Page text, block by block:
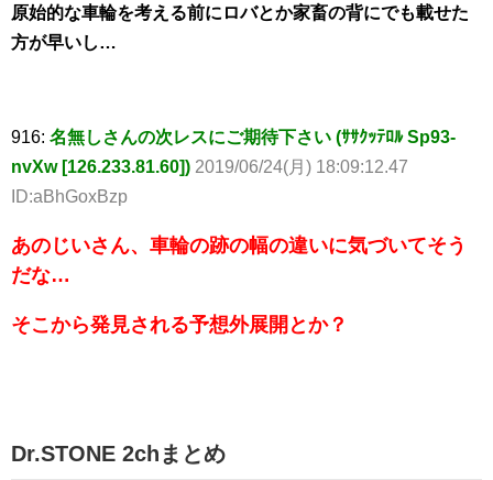
原始的な車輪を考える前にロバとか家畜の背にでも載せた
方が早いし…
916: 名無しさんの次レスにご期待下さい (ｻｻｸｯﾃﾛﾙ Sp93-
nvXw [126.233.81.60]) 2019/06/24(月) 18:09:12.47
ID:aBhGoxBzp
あのじいさん、車輪の跡の幅の違いに気づいてそう
だな…
そこから発見される予想外展開とか？
Dr.STONE 2chまとめ